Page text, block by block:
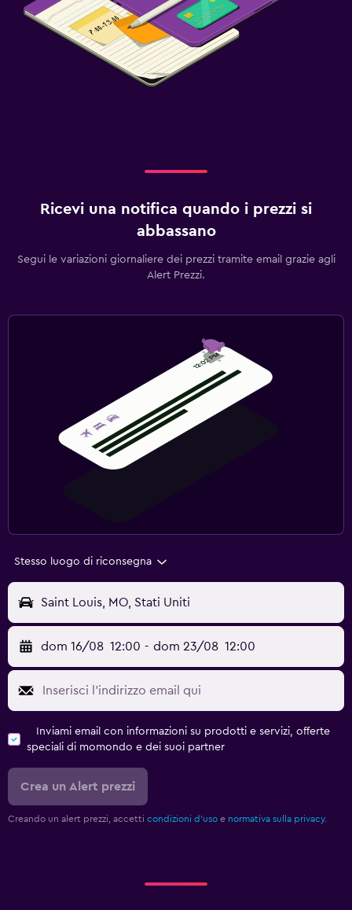
Ricevi una notifica quando i prezzi si
abbassano
Segui le variazioni giornaliere dei prezzi tramite email grazie agli
Alert Prezzi.
Stesso luogo di riconsegna
Saint Louis, MO, Stati Uniti
dom 16/08 12:00 - dom 23/08 12:00
Inviami email con informazioni su prodotti e servizi, offerte
speciali di momondo e dei suoi partner
Crea un Alert prezzi
Creando un alert prezzi, accetti condizioni d'uso e normativa sulla privacy.